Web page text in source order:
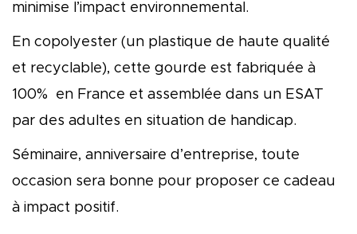
minimise l’impact environnemental.
En copolyester (un plastique de haute qualité
et recyclable), cette gourde est fabriquée à
100% en France et assemblée dans un ESAT
par des adultes en situation de handicap.
Séminaire, anniversaire d’entreprise, toute
occasion sera bonne pour proposer ce cadeau
à impact positif.